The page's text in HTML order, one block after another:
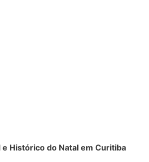
Histórico do Natal em Curitiba